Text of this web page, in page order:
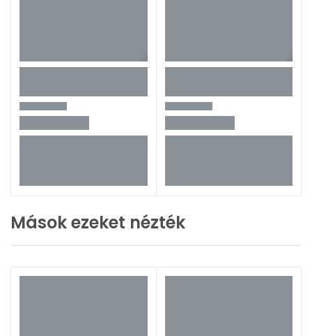
Mások ezeket nézték